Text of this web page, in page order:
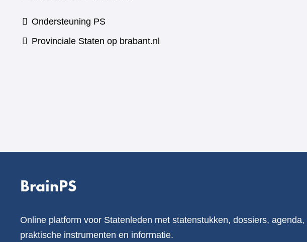
Ondersteuning PS
Provinciale Staten op brabant.nl
BrainPS
Online platform voor Statenleden met statenstukken, dossiers,
praktische instrumenten en informatie.